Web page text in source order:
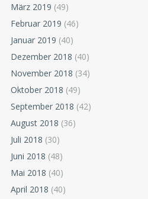
März 2019 (49)
Februar 2019 (46)
Januar 2019 (40)
Dezember 2018 (40)
November 2018 (34)
Oktober 2018 (49)
September 2018 (42)
August 2018 (36)
Juli 2018 (30)
Juni 2018 (48)
Mai 2018 (40)
April 2018 (40)